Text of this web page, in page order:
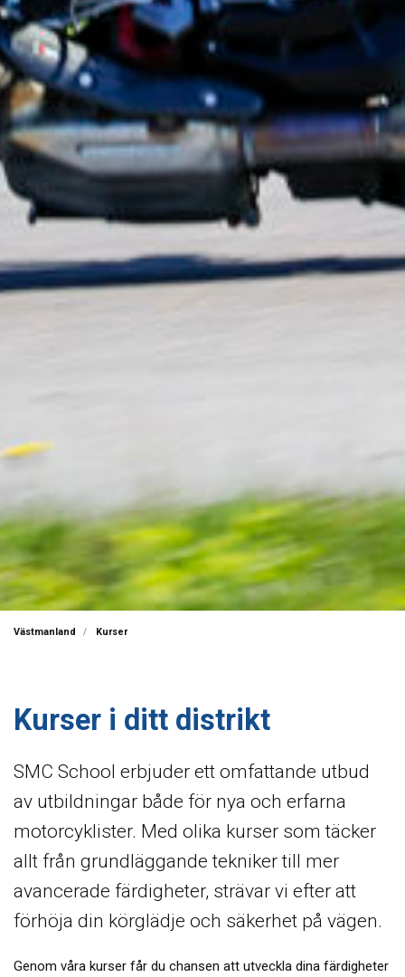
Västmanland Kurser
Kurser i ditt distrikt
SMC School erbjuder ett omfattande utbud
av utbildningar både för nya och erfarna
motorcyklister. Med olika kurser som täcker
allt från grundläggande tekniker till mer
avancerade färdigheter, strävar vi efter att
förhöja din körglädje och säkerhet på vägen.
Genom våra kurser får du chansen att utveckla dina färdigheter